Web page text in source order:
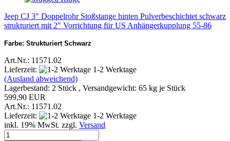
Jeep CJ 3" Doppelrohr Stoßstange hinten Pulverbeschichtet schwarz
strukturiert mit 2" Vorrichtung für US Anhängerkupplung 55-86
Farbe: Strukturiert Schwarz
Art.Nr.: 11571.02
Lieferzeit:
1-2 Werktage
(Ausland abweichend)
Lagerbestand: 2 Stück , Versandgewicht: 65 kg je Stück
599,90 EUR
Art.Nr.: 11571.02
Lieferzeit:
1-2 Werktage
inkl. 19% MwSt. zzgl. Versand